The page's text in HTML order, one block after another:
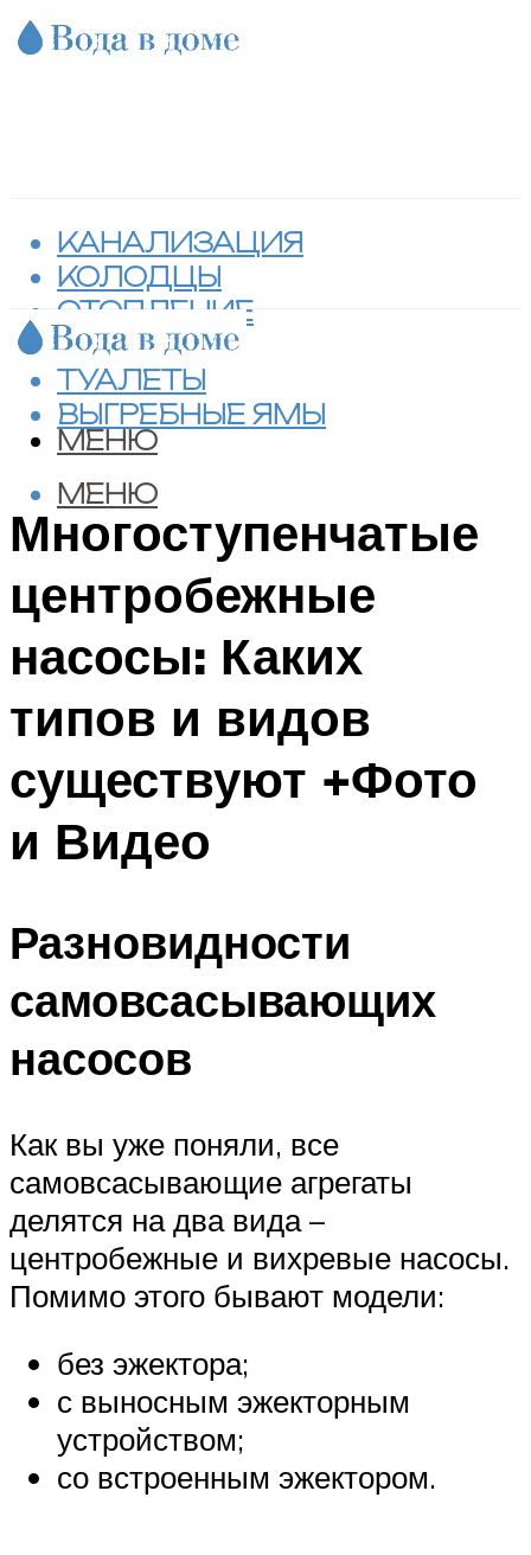
КАНАЛИЗАЦИЯ
КОЛОДЦЫ
ОТОПЛЕНИЕ
СЕПТИКИ
ТУАЛЕТЫ
ВЫГРЕБНЫЕ ЯМЫ
МЕНЮ
МЕНЮ
Многоступенчатые
центробежные
насосы: Каких
типов и видов
существуют +Фото
и Видео
Разновидности
самовсасывающих
насосов
Как вы уже поняли, все
самовсасывающие агрегаты
делятся на два вида –
центробежные и вихревые насосы.
Помимо этого бывают модели:
без эжектора;
с выносным эжекторным
устройством;
со встроенным эжектором.